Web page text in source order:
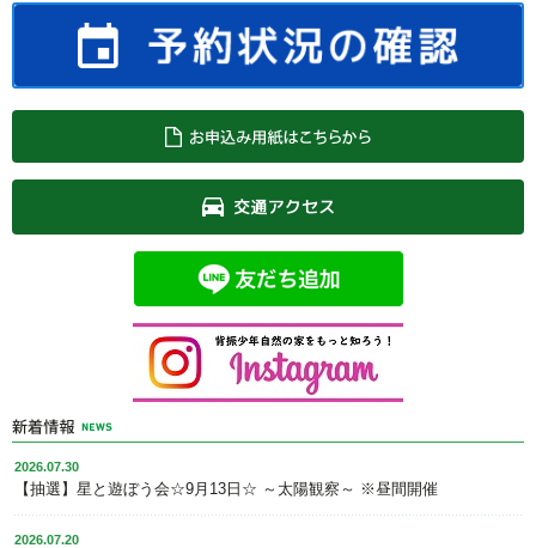
2026.07.30
【抽選】星と遊ぼう会☆9月13日☆ ～太陽観察～ ※昼間開催
2026.07.20